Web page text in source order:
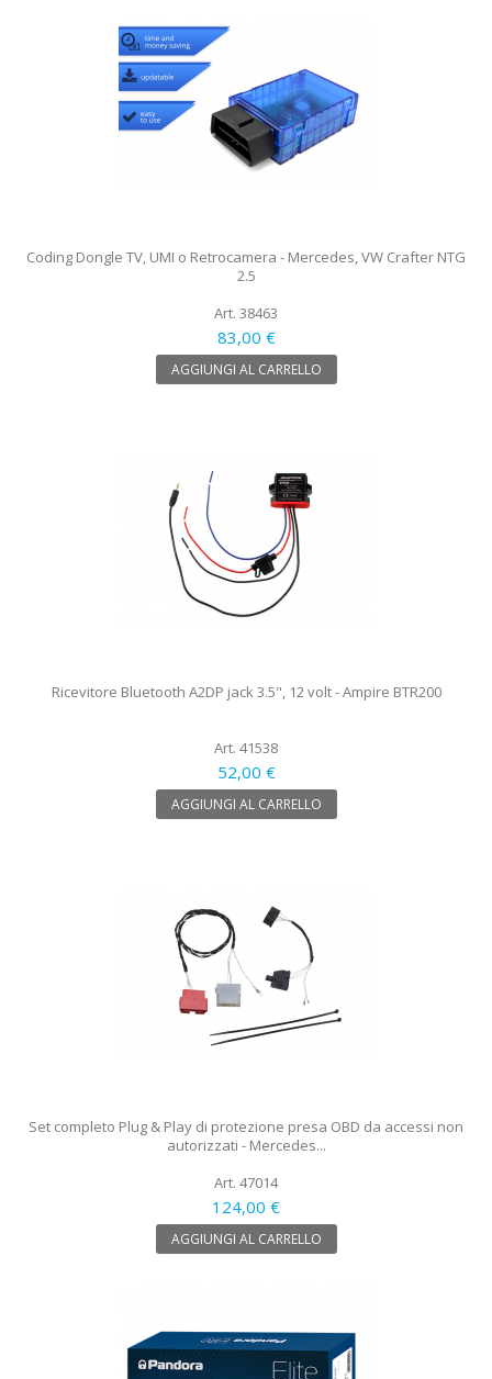
Coding Dongle TV, UMI o Retrocamera - Mercedes, VW Crafter NTG
2.5
Art. 38463
83,00 €
AGGIUNGI AL CARRELLO
Ricevitore Bluetooth A2DP jack 3.5", 12 volt - Ampire BTR200
Art. 41538
52,00 €
AGGIUNGI AL CARRELLO
Set completo Plug & Play di protezione presa OBD da accessi non
autorizzati - Mercedes...
Art. 47014
124,00 €
AGGIUNGI AL CARRELLO